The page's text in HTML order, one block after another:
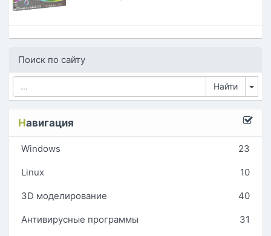
Поиск по сайту
Навигация
Windows 23
Linux 10
3D моделирование 40
Антивирусные программы 31